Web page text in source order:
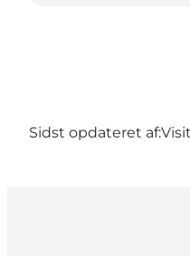
Sidst opdateret af: